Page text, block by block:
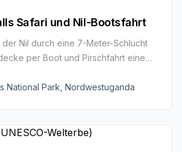
Safari und Nil-Bootsfahrt
der Nil durch eine 7-Meter-Schlucht
per Boot und Pirschfahrt eine
National Park, Nordwestuganda